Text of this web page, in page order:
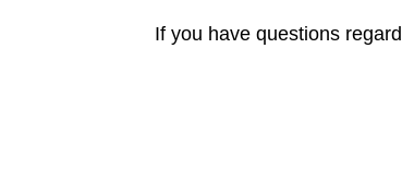
If you have questions